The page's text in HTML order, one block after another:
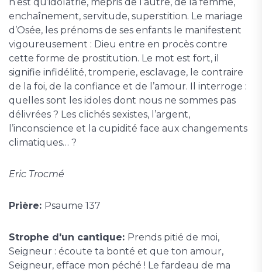
enchaînement, servitude, superstition. Le mariage
d’Osée, les prénoms de ses enfants le manifestent
vigoureusement : Dieu entre en procès contre
cette forme de prostitution. Le mot est fort, il
signifie infidélité, tromperie, esclavage, le contraire
de la foi, de la confiance et de l’amour. Il interroge :
quelles sont les idoles dont nous ne sommes pas
délivrées ? Les clichés sexistes, l’argent,
l’inconscience et la cupidité face aux changements
climatiques… ?
Eric Trocmé
Prière: Psaume 137
Strophe d'un cantique: Prends pitié de moi,
Seigneur : écoute ta bonté et que ton amour,
Seigneur, efface mon péché ! Le fardeau de ma